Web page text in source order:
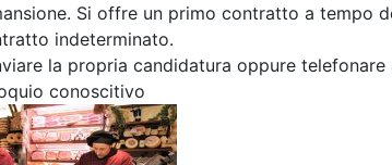
Si offre un primo contratto a tempo
indeterminato.
la propria candidatura oppure
conoscitivo